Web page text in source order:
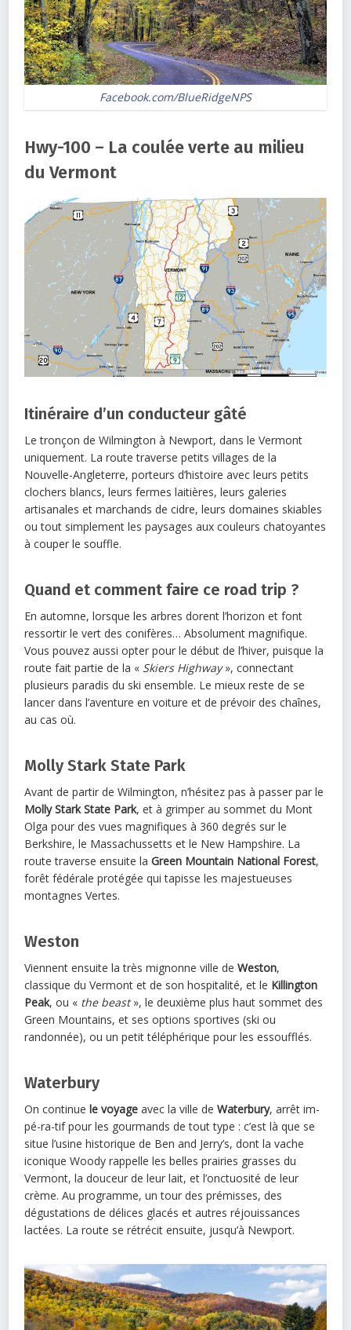
Facebook.com/BlueRidgeNPS
Hwy-100 – La coulée verte au milieu
du Vermont
Itinéraire d’un conducteur gâté
Le tronçon de Wilmington à Newport, dans le Vermont
uniquement. La route traverse petits villages de la
Nouvelle-Angleterre, porteurs d’histoire avec leurs petits
clochers blancs, leurs fermes laitières, leurs galeries
artisanales et marchands de cidre, leurs domaines skiables
ou tout simplement les paysages aux couleurs chatoyantes
à couper le souffle.
Quand et comment faire ce road trip ?
En automne, lorsque les arbres dorent l’horizon et font
ressortir le vert des conifères… Absolument magnifique.
Vous pouvez aussi opter pour le début de l’hiver, puisque la
route fait partie de la « Skiers Highway», connectant
plusieurs paradis du ski ensemble. Le mieux reste de se
lancer dans l’aventure en voiture et de prévoir des chaînes,
au cas où.
Molly Stark State Park
Avant de partir de Wilmington, n’hésitez pas à passer par le
Molly Stark State Park, et à grimper au sommet du Mont
Olga pour des vues magnifiques à 360 degrés sur le
Berkshire, le Massachussetts et le New Hampshire. La
route traverse ensuite laGreen Mountain National Forest,
forêt fédérale protégée qui tapisse les majestueuses
montagnes Vertes.
Weston
Viennent ensuite la très mignonne ville deWeston,
classique du Vermont et de son hospitalité, et le Killington
Peak, ou « the beast», le deuxième plus haut sommet des
Green Mountains, et ses options sportives (ski ou
randonnée), ou un petit téléphérique pour les essoufflés.
Waterbury
On continue le voyage avec la ville deWaterbury, arrêt im-
pé-ra-tif pour les gourmands de tout type : c’est là que se
situe l’usine historique de Ben and Jerry’s, dont la vache
iconique Woody rappelle les belles prairies grasses du
Vermont, la douceur de leur lait, et l’onctuosité de leur
crème. Au programme, un tour des prémisses, des
dégustations de délices glacés et autres réjouissances
lactées. La route se rétrécit ensuite, jusqu’à Newport.